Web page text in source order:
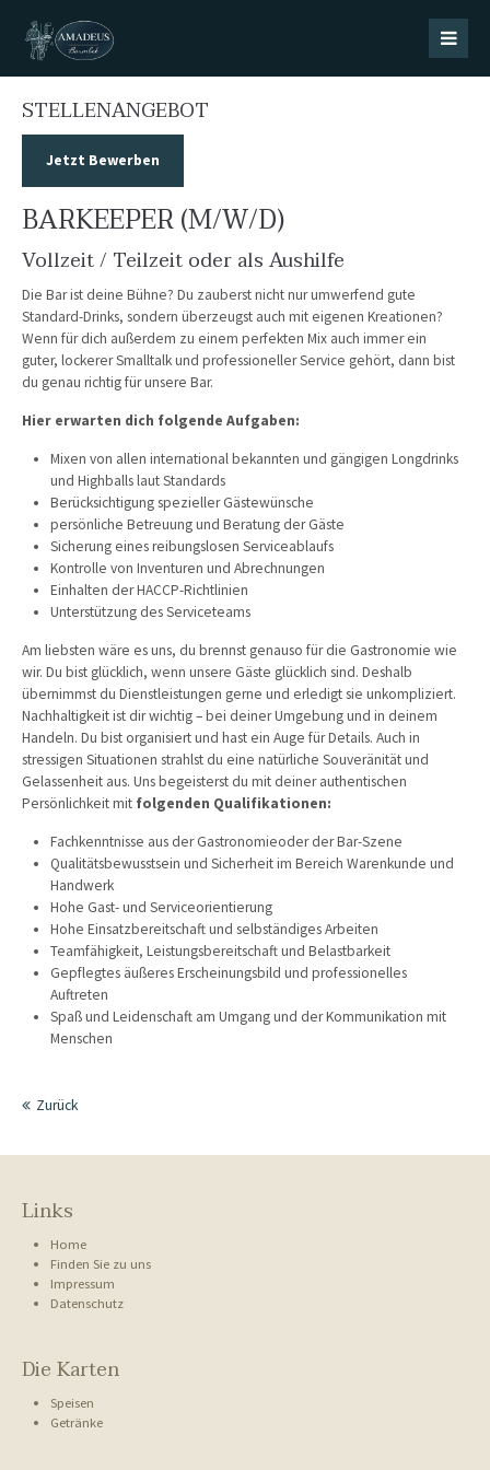
Login
Register|Lost your password?
Support
Lorem ipsum dolor sit amet:
24h/ 365days
We offer support for our customers
Mon - Fri 8:00am - 5:00pm(GMT +1)
Get in touch
Cybersteel Inc.
376-293 City Road, Suite 600
San Francisco, CA 94102
Have any questions?
Drop us a line
info@yourdomain.com
About us
Lorem ipsum dolor sit amet, consectetuer adipiscing elit.
Aenean commodo ligula eget dolor. Aenean massa. Cum sociis natoque
penatibus et magnis dis parturient montes, nascetur ridiculus mus.
Donec quam felis, ultricies nec.
STELLENANGEBOT
Jetzt Bewerben
BARKEEPER (M/W/D)
Vollzeit / Teilzeit oder als Aushilfe
Die Bar ist deine Bühne? Du zauberst nicht nur umwerfend gute
Standard-Drinks, sondern überzeugst auch mit eigenen Kreationen?
Wenn für dich außerdem zu einem perfekten Mix auch immer ein
guter, lockerer Smalltalk und professioneller Service gehört, dann bist
du genau richtig für unsere Bar.
Hier erwarten dich folgende Aufgaben:
Mixen von allen international bekannten und gängigen Longdrinks
und Highballs laut Standards
Berücksichtigung spezieller Gästewünsche
persönliche Betreuung und Beratung der Gäste
Sicherung eines reibungslosen Serviceablaufs
Kontrolle von Inventuren und Abrechnungen
Einhalten der HACCP-Richtlinien
Unterstützung des Serviceteams
Am liebsten wäre es uns, du brennst genauso für die Gastronomie wie
wir. Du bist glücklich, wenn unsere Gäste glücklich sind. Deshalb
übernimmst du Dienstleistungen gerne und erledigt sie unkompliziert.
Nachhaltigkeit ist dir wichtig – bei deiner Umgebung und in deinem
Handeln. Du bist organisiert und hast ein Auge für Details. Auch in
stressigen Situationen strahlst du eine natürliche Souveränität und
Gelassenheit aus. Uns begeisterst du mit deiner authentischen
Persönlichkeit mit folgenden Qualifikationen:
Fachkenntnisse aus der Gastronomieoder der Bar-Szene
Qualitätsbewusstsein und Sicherheit im Bereich Warenkunde und
Handwerk
Hohe Gast- und Serviceorientierung
Hohe Einsatzbereitschaft und selbständiges Arbeiten
Teamfähigkeit, Leistungsbereitschaft und Belastbarkeit
Gepflegtes äußeres Erscheinungsbild und professionelles
Auftreten
Spaß und Leidenschaft am Umgang und der Kommunikation mit
Menschen
Zurück
Links
Home
Finden Sie zu uns
Impressum
Datenschutz
Die Karten
Speisen
Getränke